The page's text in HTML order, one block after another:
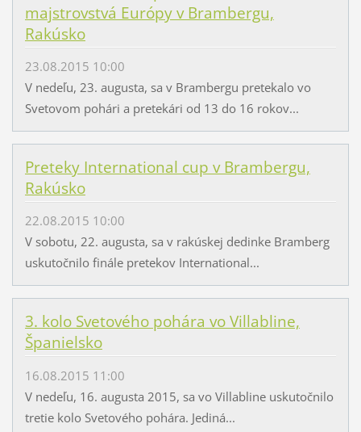
majstrovstvá Európy v Brambergu,
Rakúsko
23.08.2015 10:00
V nedeľu, 23. augusta, sa v Brambergu pretekalo vo
Svetovom pohári a pretekári od 13 do 16 rokov...
Preteky International cup v Brambergu,
Rakúsko
22.08.2015 10:00
V sobotu, 22. augusta, sa v rakúskej dedinke Bramberg
uskutočnilo finále pretekov International...
3. kolo Svetového pohára vo Villabline,
Španielsko
16.08.2015 11:00
V nedeľu, 16. augusta 2015, sa vo Villabline uskutočnilo
tretie kolo Svetového pohára. Jediná...